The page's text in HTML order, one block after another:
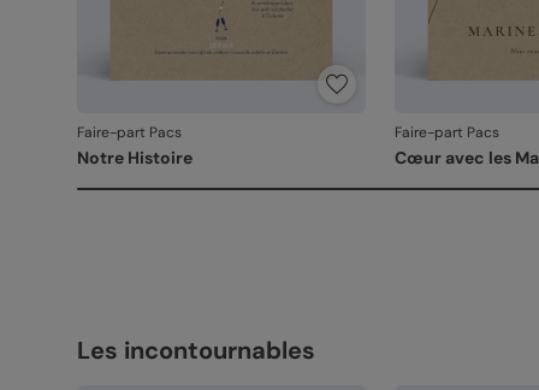
Faire-part Pacs
Notre Histoire
Faire-part Pacs
Cœur avec les
Les incontournables